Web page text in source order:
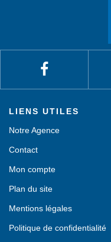
LIENS UTILES
Notre Agence
Contact
Mon compte
Plan du site
Mentions légales
Politique de confidentialité